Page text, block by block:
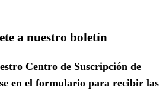
a nuestro boletín
Centro de Suscripción de
en el formulario para recibir las